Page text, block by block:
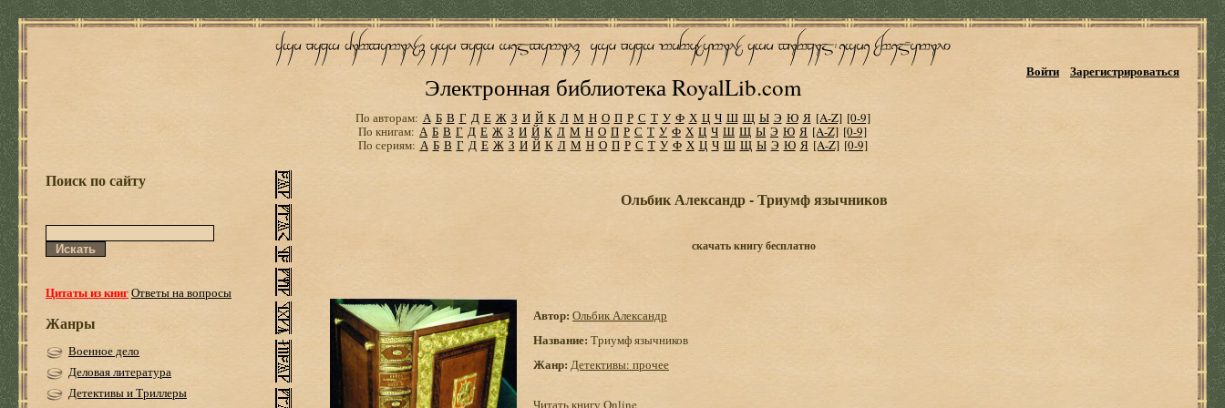
Электронная библиотека RoyalLib.com
Войти Зарегистрироваться
По авторам: А Б В Г Д Е Ж З И Й К Л М Н О П Р С Т У Ф Х Ц Ч Ш Щ Ы Э Ю Я [A-Z] [0-9]
По книгам: А Б В Г Д Е Ж З И Й К Л М Н О П Р С Т У Ф Х Ц Ч Ш Щ Ы Э Ю Я [A-Z] [0-9]
По сериям: А Б В Г Д Е Ж З И Й К Л М Н О П Р С Т У Ф Х Ц Ч Ш Щ Ы Э Ю Я [A-Z] [0-9]
Поиск по сайту
Цитаты из книгОтветы на вопросы
Жанры
Военное дело
Деловая литература
Детективы и Триллеры
Ольбик Александр - Триумф язычников
скачать книгу бесплатно
Автор: Ольбик Александр
Название: Триумф язычников
Жанр: Детективы: прочее
Читать книгу Online